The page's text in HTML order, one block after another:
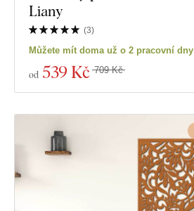
Liany
(3)
Můžete mít doma už o 2 pracovní dny
od 539 Kč 709 Kč